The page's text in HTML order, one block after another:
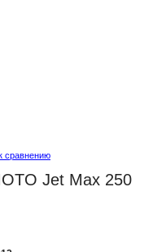
сравнению
Jet Max 250